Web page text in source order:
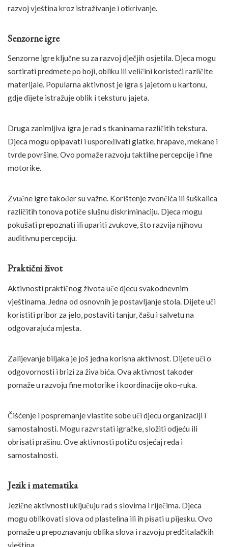
razvoj vještina kroz istraživanje i otkrivanje.
Senzorne igre
Senzorne igre ključne su za razvoj dječjih osjetila. Djeca mogu
sortirati predmete po boji, obliku ili veličini koristeći različite
materijale. Popularna aktivnost je igra s jajetom u kartonu,
gdje dijete istražuje oblik i teksturu jajeta.
Druga zanimljiva igra je rad s tkaninama različitih tekstura.
Djeca mogu opipavati i uspoređivati glatke, hrapave, mekane i
tvrde površine. Ovo pomaže razvoju taktilne percepcije i fine
motorike.
Zvučne igre također su važne. Korištenje zvončića ili šuškalica
različitih tonova potiče slušnu diskriminaciju. Djeca mogu
pokušati prepoznati ili upariti zvukove, što razvija njihovu
auditivnu percepciju.
Praktični život
Aktivnosti praktičnog života uče djecu svakodnevnim
vještinama. Jedna od osnovnih je postavljanje stola. Dijete uči
koristiti pribor za jelo, postaviti tanjur, čašu i salvetu na
odgovarajuća mjesta.
Zalijevanje biljaka je još jedna korisna aktivnost. Dijete uči o
odgovornosti i brizi za živa bića. Ova aktivnost također
pomaže u razvoju fine motorike i koordinacije oko-ruka.
Čišćenje i pospremanje vlastite sobe uči djecu organizaciji i
samostalnosti. Mogu razvrstati igračke, složiti odjeću ili
obrisati prašinu. Ove aktivnosti potiču osjećaj reda i
samostalnosti.
Jezik i matematika
Jezične aktivnosti uključuju rad s slovima i riječima. Djeca
mogu oblikovati slova od plastelina ili ih pisati u pijesku. Ovo
pomaže u prepoznavanju oblika slova i razvoju predčitalačkih
vještina.